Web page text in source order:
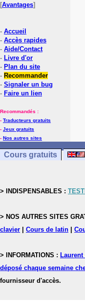
[Avantages]
- Accueil
- Accès rapides
- Aide/Contact
- Livre d'or
- Plan du site
- Recommander
- Signaler un bug
- Faire un lien
Recommandés :
- Traducteurs gratuits
- Jeux gratuits
- Nos autres sites
Cours gratuits
> INDISPENSABLES :
> NOS AUTRES SITES
clavier
Cours de latin
> INFORMATIONS : Laurent
déposé chaque semaine
fournisseur d'accès.